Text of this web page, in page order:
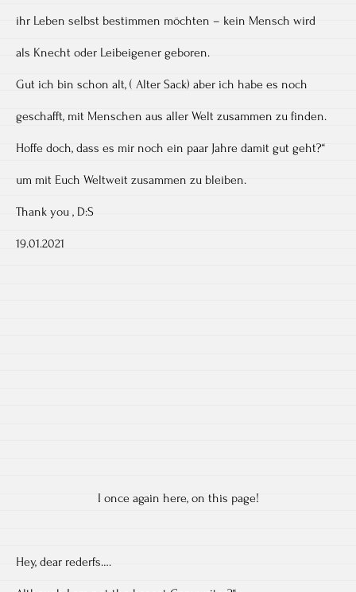
ihr Leben selbst bestimmen möchten – kein Mensch wird
als Knecht oder Leibeigener geboren.
Gut ich bin schon alt, ( Alter Sack) aber ich habe es noch
geschafft, mit Menschen aus aller Welt zusammen zu finden.
Hoffe doch, dass es mir noch ein paar Jahre damit gut geht?“
um mit Euch Weltweit zusammen zu bleiben.
Thank you , D:S
19.01.2021
I once again here, on this page!
Hey, dear rederfs….